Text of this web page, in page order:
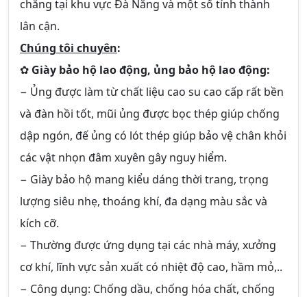
chăng tại khu vực Đà Nẵng và một số tỉnh thành
lân cận.
Chúng tôi chuyên:
✿ Giày bảo hộ lao động, ủng bảo hộ lao động:
− Ủng được làm từ chất liệu cao su cao cấp rất bền
và đàn hồi tốt, mũi ủng được bọc thép giúp chống
dập ngón, đế ủng có lót thép giúp bảo vệ chân khỏi
các vật nhọn đâm xuyên gây nguy hiểm.
− Giày bảo hộ mang kiểu dáng thời trang, trọng
lượng siêu nhẹ, thoáng khí, đa dạng màu sắc và
kích cỡ.
− Thường được ứng dụng tại các nhà máy, xưởng
cơ khí, lĩnh vực sản xuất có nhiệt độ cao, hầm mỏ,..
− Công dụng: Chống dầu, chống hóa chất, chống